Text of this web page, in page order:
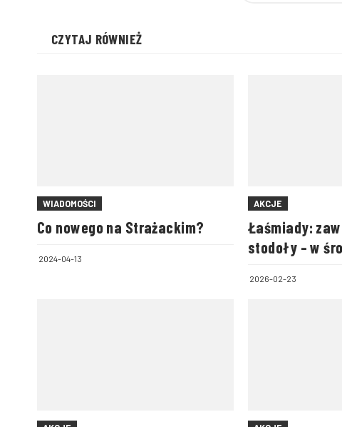
CZYTAJ RÓWNIEŻ
WIADOMOŚCI
Co nowego na Strażackim?
2024-04-13
AKCJE
Łaśmiady:
stodoły – w
2026-02-23